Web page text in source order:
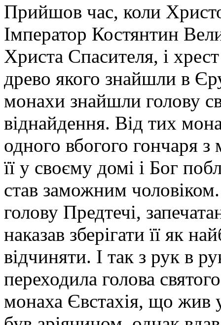
Прийшов час, коли
Імператор Костянтин
Христа Спасителя, і
древо якого знайшли в
монахи знайшли голову
віднайдення. Від тих
одного вбогого гончаря з
її у своєму домі і Бог
став заможним
голову Предтечі,
наказав зберігати її як
відчиняти. І так з рук в
переходила голова
монаха Євстахія, що жив